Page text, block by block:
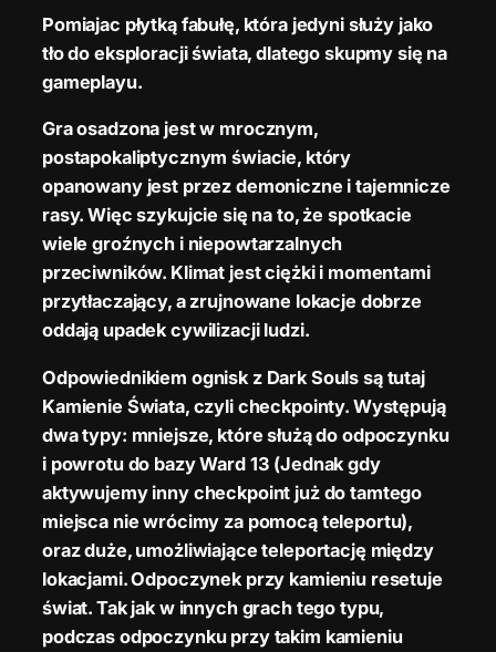
Pomiajac płytką fabułę, która jedyni służy jako
tło do eksploracji świata, dlatego skupmy się na
gameplayu.
Gra osadzona jest w mrocznym,
postapokaliptycznym świacie, który
opanowany jest przez demoniczne i tajemnicze
rasy. Więc szykujcie się na to, że spotkacie
wiele groźnych i niepowtarzalnych
przeciwników. Klimat jest ciężki i momentami
przytłaczający, a zrujnowane lokacje dobrze
oddają upadek cywilizacji ludzi.
Odpowiednikiem ognisk z Dark Souls są tutaj
Kamienie Świata, czyli checkpointy. Występują
dwa typy: mniejsze, które służą do odpoczynku
i powrotu do bazy Ward 13 (Jednak gdy
aktywujemy inny checkpoint już do tamtego
miejsca nie wrócimy za pomocą teleportu),
oraz duże, umożliwiające teleportację między
lokacjami. Odpoczynek przy kamieniu resetuje
świat. Tak jak w innych grach tego typu,
podczas odpoczynku przy takim kamieniu